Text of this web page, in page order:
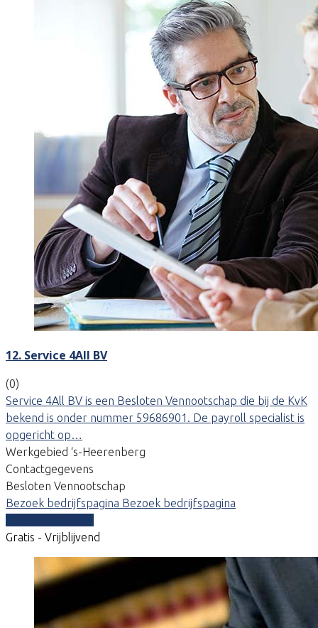
12. Service 4All BV
(0)
Service 4All BV is een Besloten Vennootschap die bij de KvK
bekend is onder nummer 59686901. De payroll specialist is
opgericht op…
Werkgebied ‘s-Heerenberg
Contactgegevens
Besloten Vennootschap
Bezoek bedrijfspagina Bezoek bedrijfspagina
Gratis - Vrijblijvend